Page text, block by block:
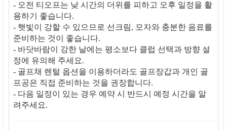
- 오전 티오프는 낮 시간의 더위를 피하고 오후 일정을 활
용하기 좋습니다.
- 햇빛이 강할 수 있으므로 선크림, 모자와 충분한 음료를
준비하는 것이 좋습니다.
- 바닷바람이 강한 날에는 평소보다 클럽 선택과 방향 설
정에 유의해 주세요.
- 골프채 렌털 옵션을 이용하더라도 골프장갑과 개인 골
프공은 직접 준비하는 것을 권장합니다.
- 다음 일정이 있는 경우 예약 시 반드시 예정 시간을 알
려주세요.